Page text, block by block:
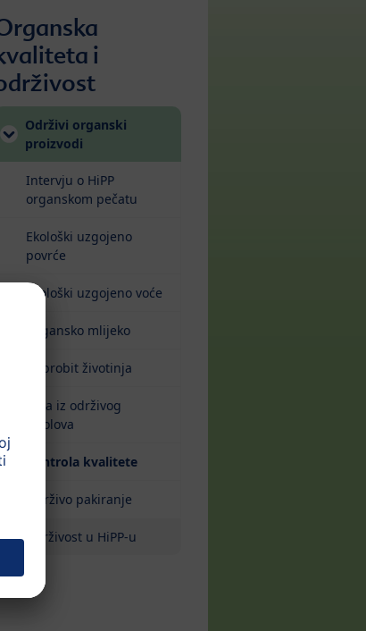
i
Održivi organski
proizvodi
Intervju o HiPP
organskom pečatu
Ekološki uzgojeno
povrće
Ekološki uzgojeno voće
Organsko mlijeko
Dobrobit životinja
Riba iz održivog
ribolova
Kontrola kvalitete(current)
Održivo pakiranje
Održivost u HiPP-u